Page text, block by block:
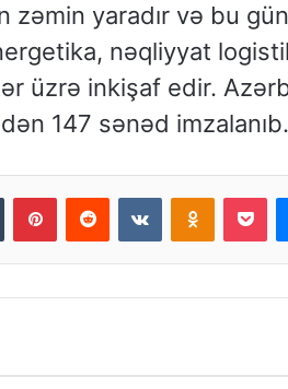
zəmin yaradır və bu
nəqliyyat
üzrə inkişaf edir.
147 sənəd imzalanıb.